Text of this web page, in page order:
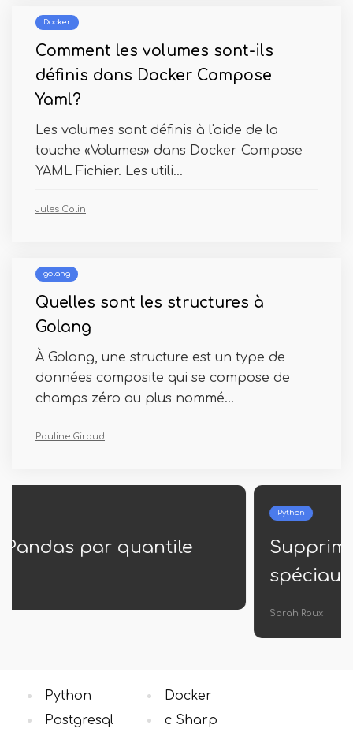
Docker
Comment les volumes sont-ils
définis dans Docker Compose
Yaml?
Les volumes sont définis à l'aide de la
touche «Volumes» dans Docker Compose
YAML Fichier. Les utili...
Jules Colin
golang
Quelles sont les structures à
Golang
À Golang, une structure est un type de
données composite qui se compose de
champs zéro ou plus nommé...
Pauline Giraud
Supprimer les caractères
spéciaux de String Python
Sarah Roux
Python
Postgresql
Docker
c Sharp